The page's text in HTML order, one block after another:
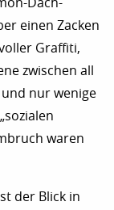
einen Zacken
Graffiti,
zwischen all
nur wenige
waren
der Blick in